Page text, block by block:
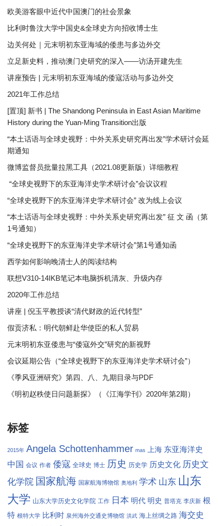
欧美游客眼中近代中国澳门的社会景象
比利时鲁汶大学中国史&全球史方向招收博士生
边关何处｜元末明初东亚海域的倭患与多边外交
立足新史料，推动澳门史研究的深入——访汤开建先生
讲座预告 | 元末明初东亚海域的倭寇活动与多边外交
2021年工作总结
[置顶] 新书 | The Shandong Peninsula in East Asian Maritime
History during the Yuan-Ming Transition出版
“本土话语与全球史视野：中外关系史研究再出发”学术研讨会延
期通知
微博监督员批量拉黑工具（2021.08更新版）详细教程
“全球史视野下的东亚海洋史学术研讨会”会议议程
“全球史视野下的东亚海洋史学术研讨会” 改为线上会议
“本土话语与全球史视野：中外关系史研究再出发” 征 文 函（第
1号通知）
“全球史视野下的东亚海洋史学术研讨会”第1号通知函
西学如何影响晚清士人的阅读结构
联想V310-14IKB笔记本电脑拆机清灰、升级内存
2020年工作总结
讲座 | 倪玉平教授谈“清代财政的近代转型”
假贡济私：明代朝鲜赴华使臣的私人贸易
元末明初东亚倭患与“倭寇外交”研究的新视野
会议延期公告（“全球史视野下的东亚海洋史学术研讨会”）
《季风亚洲研究》第四、八、九期目录与PDF
《明初赵秩使日问题新探》（《江海学刊》2020年第2期）
标签
2015年 Angela Schottenhammer mas 上海 东亚海洋史
中国 会议 作者 倭寇 全球史 博士 历史 历史学 历史文化 历史文
化学院 国家航海 国家航海博物馆 奥地利 学术 山东 山东
大学 山东大学历史文化学院 工作 日本 明代 明史 普塔克 李庆新 根
特 根特大学 比利时 泉州海外交通史博物馆 洪武 海上丝绸之路 海交史